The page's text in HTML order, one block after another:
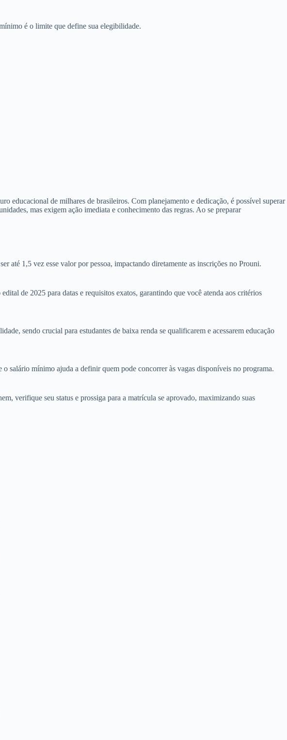
é o limite que define sua elegibilidade.
educacional de milhares de brasileiros. Com planejamento e dedicação, é possível superar
mas exigem ação imediata e conhecimento das regras. Ao se preparar
até 1,5 vez esse valor por pessoa, impactando diretamente as inscrições no Prouni.
de 2025 para datas e requisitos exatos, garantindo que você atenda aos critérios
sendo crucial para estudantes de baixa renda se qualificarem e acessarem educação
salário mínimo ajuda a definir quem pode concorrer às vagas disponíveis no programa.
verifique seu status e prossiga para a matrícula se aprovado, maximizando suas